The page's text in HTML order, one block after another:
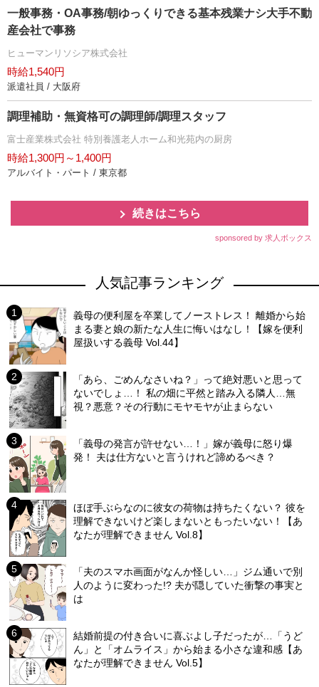
一般事務・OA事務/朝ゆっくりできる基本残業ナシ大手不動
産会社で事務
ヒューマンリソシア株式会社
時給1,540円
派遣社員 / 大阪府
調理補助・無資格可の調理師/調理スタッフ
富士産業株式会社 特別養護老人ホーム和光苑内の厨房
時給1,300円～1,400円
アルバイト・パート / 東京都
続きはこちら
sponsored by 求人ボックス
人気記事ランキング
義母の便利屋を卒業してノーストレス！ 離婚から始
まる妻と娘の新たな人生に悔いはなし！【嫁を便利
屋扱いする義母 Vol.44】
「あら、ごめんなさいね？」って絶対悪いと思って
ないでしょ…！ 私の畑に平然と踏み入る隣人…無
視？悪意？その行動にモヤモヤが止まらない
「義母の発言が許せない…！」嫁が義母に怒り爆
発！ 夫は仕方ないと言うけれど諦めるべき？
ほぼ手ぶらなのに彼女の荷物は持ちたくない？ 彼を
理解できないけど楽しまないともったいない！【あ
なたが理解できません Vol.8】
「夫のスマホ画面がなんか怪しい…」ジム通いで別
人のように変わった!? 夫が隠していた衝撃の事実と
は
結婚前提の付き合いに喜ぶよし子だったが…「うど
ん」と「オムライス」から始まる小さな違和感【あ
なたが理解できません Vol.5】